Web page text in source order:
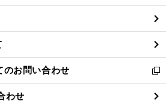
ン
ド
ウ
で
開
く
お問い合わせ
新
し
い
わせ